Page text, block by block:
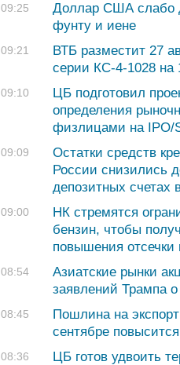
09:25
Доллар США слабо
фунту и иене
09:21
ВТБ разместит 27
серии КС-4-1028 на
09:10
ЦБ подготовил
определения
физлицами на IPO/
09:09
Остатки средств
России снизились
депозитных счетах
09:00
НК стремятся
бензин, чтобы
повышения отсечки
08:54
Азиатские рынки
заявлений Трампа
08:45
Пошлина на
сентябре
08:36
ЦБ готов удвоить